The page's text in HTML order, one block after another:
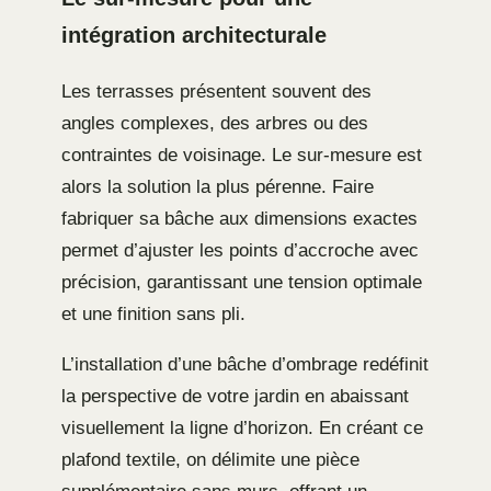
intégration architecturale
Les terrasses présentent souvent des
angles complexes, des arbres ou des
contraintes de voisinage. Le sur-mesure est
alors la solution la plus pérenne. Faire
fabriquer sa bâche aux dimensions exactes
permet d’ajuster les points d’accroche avec
précision, garantissant une tension optimale
et une finition sans pli.
L’installation d’une bâche d’ombrage redéfinit
la perspective de votre jardin en abaissant
visuellement la ligne d’horizon. En créant ce
plafond textile, on délimite une pièce